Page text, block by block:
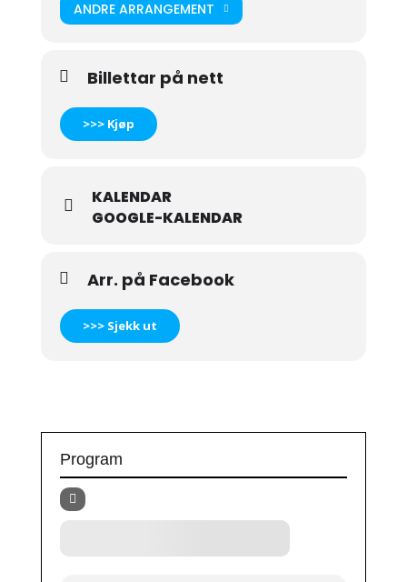
ANDRE ARRANGEMENT
Billettar på nett
>>> Kjøp
KALENDAR
GOOGLE-KALENDAR
Arr. på Facebook
>>> Sjekk ut
Program